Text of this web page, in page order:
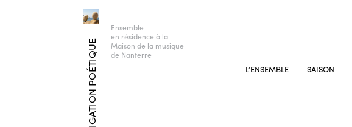
NAVIGATION POÉTIQUE
Ensemble
en résidence à la
Maison de la musique
de Nanterre
L’ENSEMBLE SAISON